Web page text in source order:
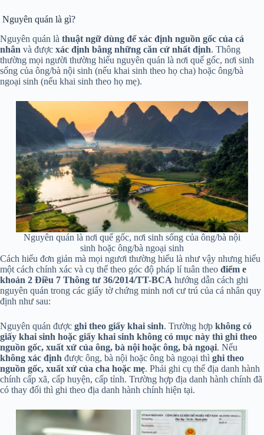
Nguyên quán là gì?
Nguyên quán là thuật ngữ dùng để xác định nguồn gốc của cá
nhân và được xác định bằng những căn cứ nhất định. Thông
thường mọi người thường hiểu nguyên quán là nơi quế gốc, nơi sinh
sống của ông/bà nội sinh (nếu khai sinh theo họ cha) hoặc ông/bà
ngoại sinh (nếu khai sinh theo họ mẹ).
Nguyên quán là nơi quế gốc, nơi sinh sống của ông/bà nội
sinh hoặc ông/bà ngoại sinh
Cách hiểu đơn giản mà mọi ngươi thường hiểu là như vậy nhưng hiểu
một cách chính xác và cụ thể theo góc độ pháp lí tuân theo điểm e
khoản 2 Điều 7 Thông tư 36/2014/TT-BCA hướng dẫn cách ghi
nguyên quán trong các giấy tờ chứng minh nơi cư trú của cá nhân quy
định như sau:
Nguyên quán được ghi theo giấy khai sinh. Trường hợp không có
giấy khai sinh hoặc giấy khai sinh không có mục này thì ghi theo
nguồn gốc, xuất xứ của ông, bà nội hoặc ông, bà ngoại. Nếu
không xác định được ông, bà nội hoặc ông bà ngoại thì ghi theo
nguồn gốc, xuất xứ của cha hoặc mẹ. Phải ghi cụ thể địa danh hành
chính cấp xã, cấp huyện, cấp tỉnh. Trường hợp địa danh hành chính đã
có thay đổi thì ghi theo địa danh hành chính hiện tại.